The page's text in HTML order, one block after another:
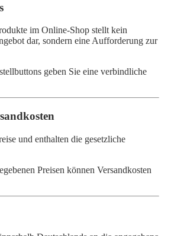
im Online-Shop stellt kein
dar, sondern eine Aufforderung zur
geben Sie eine verbindliche
und enthalten die gesetzliche
Preisen können Versandkosten